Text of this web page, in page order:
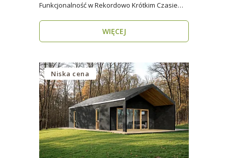
Funkcjonalność w Rekordowo Krótkim Czasie
WIĘCEJ
Niska cena